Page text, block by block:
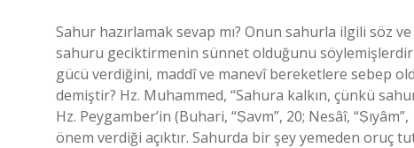
Sahur hazırlamak sevap mı? Onun sahurla ilgili söz
sahuru geciktirmenin sünnet olduğunu söylemişlerdir
gücü verdiğini, maddî ve manevî bereketlere sebep
demiştir? Hz. Muhammed, “Sahura kalkın, çünkü
Hz. Peygamber’in (Buhari, “Ṣavm”, 20; Nesâî,
önem verdiği açıktır. Sahurda bir şey yemeden oruç